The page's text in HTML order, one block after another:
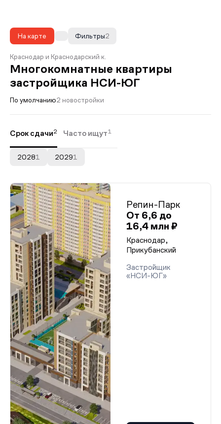
На карте 2
Фильтры
Краснодар и Краснодарский к.
Многокомнатные квартиры
застройщика НСИ-ЮГ
По умолчанию2 новостройки
Срок сдачи2 Часто ищут1
20281 20291
Репин-Парк
От 6,6 до
16,4 млн ₽
Краснодар,
Прикубанский
Застройщик
«НСИ-ЮГ»